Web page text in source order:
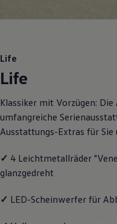
Räder
Transport
Wallbox
Digitale Extras
Über Ihr Auto
Life
Life
Klassiker mit Vorzügen:
umfangreiche
Ausstattungs-Extras für Sie
✓ 4 Leichtmetallräder
glanzgedreht
✓ LED-Scheinwerfer für